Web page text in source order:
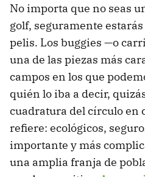
No importa que no seas
golf, seguramente
pelis. Los buggies —o
una de las piezas más
campos en los que
quién lo iba a decir,
cuadratura del círculo en
refiere: ecológicos,
importante y más
una amplia franja de